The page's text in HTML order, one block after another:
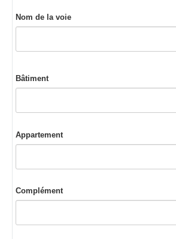
Nom de la voie
Bâtiment
Appartement
Complément